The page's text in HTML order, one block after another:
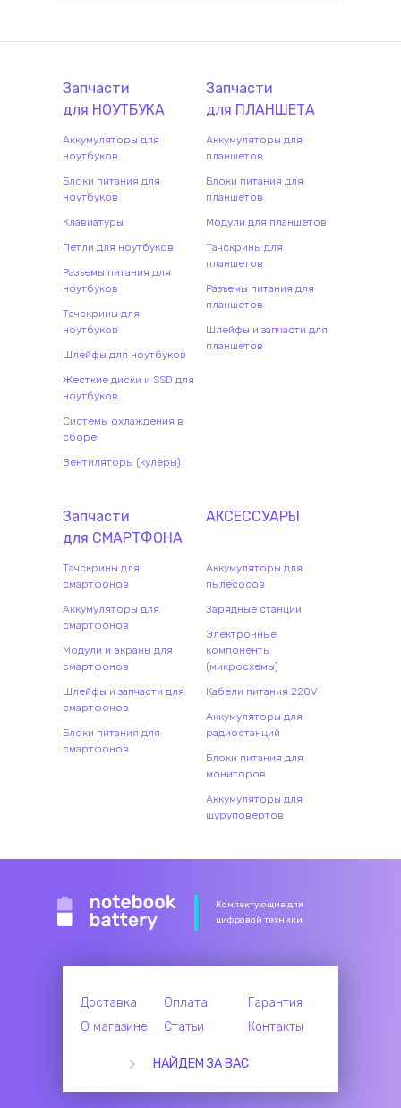
Запчасти
для НОУТБУКА
Аккумуляторы для
ноутбуков
Блоки питания для
ноутбуков
Клавиатуры
Петли для ноутбуков
Разъемы питания для
ноутбуков
Тачскрины для
ноутбуков
Шлейфы для ноутбуков
Жесткие диски и SSD для
ноутбуков
Системы охлаждения в
сборе
Вентиляторы (кулеры)
Запчасти
для ПЛАНШЕТА
Аккумуляторы для
планшетов
Блоки питания для
планшетов
Модули для планшетов
Тачскрины для
планшетов
Разъемы питания для
планшетов
Шлейфы и запчасти для
планшетов
Запчасти
для СМАРТФОНА
Тачскрины для
смартфонов
Аккумуляторы для
смартфонов
Модули и экраны для
смартфонов
Шлейфы и запчасти для
смартфонов
Блоки питания для
смартфонов
АКСЕССУАРЫ
Аккумуляторы для
пылесосов
Зарядные станции
Электронные
компоненты
(микросхемы)
Кабели питания 220V
Аккумуляторы для
радиостанций
Блоки питания для
мониторов
Аккумуляторы для
шуруповертов
Комлектующие для
цифровой техники
Доставка Оплата
Гарантия
О магазине
Статьи Контакты
НАЙДЕМ ЗА ВАС